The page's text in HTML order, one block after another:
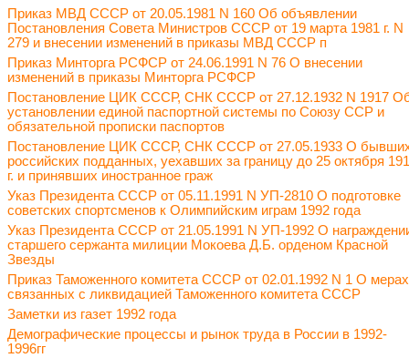
Приказ МВД СССР от 20.05.1981 N 160 Об объявлении
Постановления Совета Министров СССР от 19 марта 1981 г. N
279 и внесении изменений в приказы МВД СССР п
Приказ Минторга РСФСР от 24.06.1991 N 76 О внесении
изменений в приказы Минторга РСФСР
Постановление ЦИК СССР, СНК СССР от 27.12.1932 N 1917
установлении единой паспортной системы по Союзу ССР и
обязательной прописки паспортов
Постановление ЦИК СССР, СНК СССР от 27.05.1933 О
российских подданных, уехавших за границу до 25 октября
г. и принявших иностранное граж
Указ Президента СССР от 05.11.1991 N УП-2810 О подготовке
советских спортсменов к Олимпийским играм 1992 года
Указ Президента СССР от 21.05.1991 N УП-1992 О
старшего сержанта милиции Мокоева Д.Б. орденом Красной
Звезды
Приказ Таможенного комитета СССР от 02.01.1992 N 1 О
связанных с ликвидацией Таможенного комитета СССР
Заметки из газет 1992 года
Демографические процессы и рынок труда в России в 1992-
1996гг